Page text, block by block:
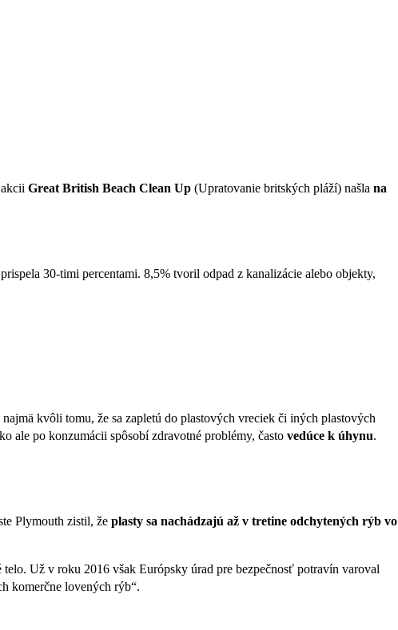
Great British Beach Clean Up (Upratovanie britských pláží) našla na
30-timi percentami. 8,5% tvoril odpad z kanalizácie alebo objekty,
najmä kvôli tomu, že sa zapletú do plastových vreciek či iných plastových
ale po konzumácii spôsobí zdravotné problémy, často vedúce k úhynu.
Plymouth zistil, že plasty sa nachádzajú až v tretine odchytených rýb vo
Už v roku 2016 však Európsky úrad pre bezpečnosť potravín varoval
komerčne lovených rýb“.